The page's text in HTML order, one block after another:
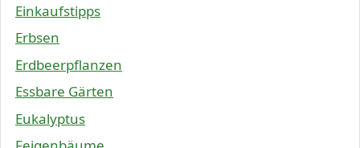
Einkaufstipps
Erbsen
Erdbeerpflanzen
Essbare Gärten
Eukalyptus